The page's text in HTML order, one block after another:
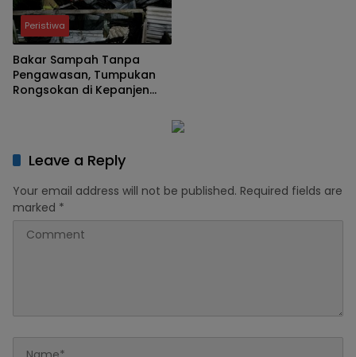
Peristiwa
Bakar Sampah Tanpa
Pengawasan, Tumpukan
Rongsokan di Kepanjen
Leave a Reply
Your email address will not be published. Required fields are
marked *